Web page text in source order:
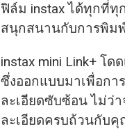
ฟิล์ม instax ได้ทุกที่ทุ
สนุกสนานกับการพิม
instax mini Link+ โ
ซึ่งออกแบบมาเพื่อก
ละเอียดซับซ้อน ไม่ว่
ละเอียดครบถ้วนกับ